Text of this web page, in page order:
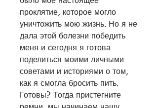
проклятие, которое могло
уничтожить мою жизнь. Но я не
дала этой болезни победить
меня и сегодня я готова
поделиться моими личными
советами и историями о том,
как я смогла бросить пить.
Готовы? Тогда пристегните